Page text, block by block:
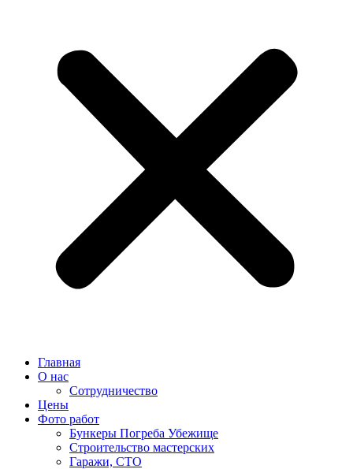
Главная
О нас
Сотрудничество
Цены
Фото работ
Бункеры Погреба Убежище
Строительство мастерских
Гаражи, СТО